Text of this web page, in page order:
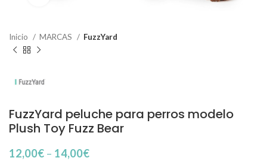
Inicio MARCAS FuzzYard
FuzzYard peluche para perros modelo
Plush Toy Fuzz Bear
12,00€ – 14,00€